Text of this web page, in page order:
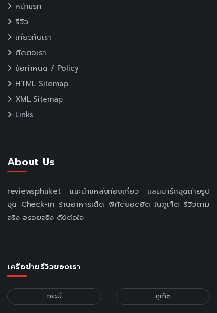
หน้าแรก
รีวิว
เกี่ยวกับเรา
ติดต่อเรา
ข้อกำหนด / Policy
HTML Sitemap
XML Sitemap
Links
About Us
reviewsphuket แนะนำแหล่งท่องเที่ยว แลนมาร์คจุดถ่ายรูป
จุด Check-in ร้านอาหารเด็ด พิกัดยอดฮิต ในภูเก็ต รีวิวตาม
จริง อร่อยจริง ดีย์ต่อใจ
เครือข่ายรีวิวของเรา
กระบี่ ภูเก็ต